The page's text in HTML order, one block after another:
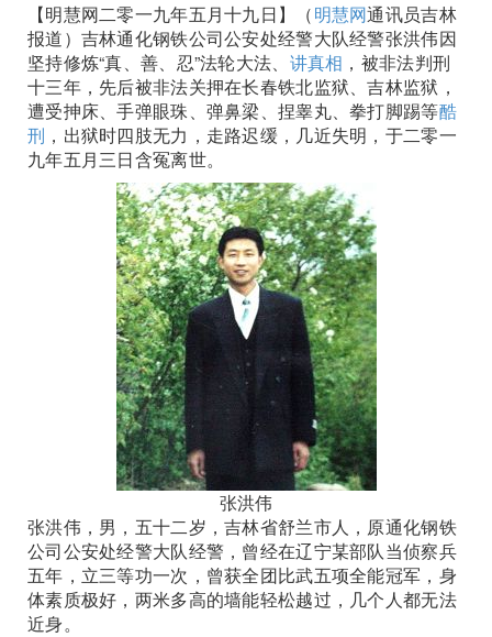
【明慧网二零一九年五月十九日】（明慧网通讯员吉林
报道）吉林通化钢铁公司公安处经警大队经警张洪伟因
坚持修炼“真、善、忍”法轮大法、 讲真相 ，被非法判刑
十三年，先后被非法关押在长春铁北监狱、吉林监狱，
遭受抻床、手弹眼珠、弹鼻梁、捏睾丸、拳打脚踢等酷
刑 ，出狱时四肢无力，走路迟缓，几近失明，于二零一
九年五月三日含冤离世。
张洪伟
张洪伟，男，五十二岁，吉林省舒兰市人，原通化钢铁
公司公安处经警大队经警，曾经在辽宁某部队当侦察兵
五年，立三等功一次，曾获全团比武五项全能冠军，身
体素质极好，两米多高的墙能轻松越过，几个人都无法
近身。